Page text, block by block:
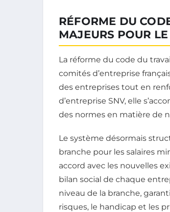
RÉFORME DU
MAJEURS POUR
La réforme du code du
comités d’entreprise
des entreprises tout en
d’entreprise SNV, elle
des normes en matière de
Le système désormais
branche pour les salaires
accord avec les nouvelles
bilan social de chaque
niveau de la branche,
risques, le handicap et les